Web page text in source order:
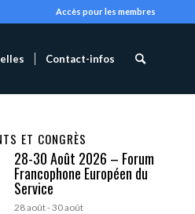
Accès pour les membres
Contact-infos
ET CONGRÈS
28-30 Août 2026 – Forum
Francophone Européen du
Service
28 août-30 août